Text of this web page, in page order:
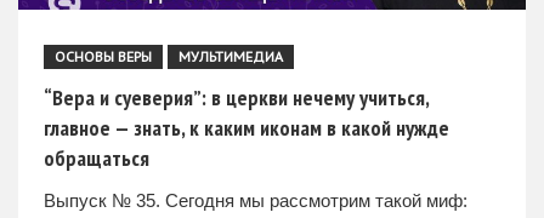
ОСНОВЫ ВЕРЫ МУЛЬТИМЕДИА
“Вера и суеверия”: в церкви нечему учиться,
главное — знать, к каким иконам в какой нужде
обращаться
Выпуск № 35. Сегодня мы рассмотрим такой миф: